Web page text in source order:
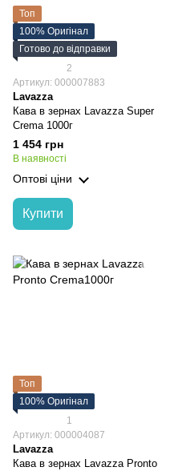
Топ
100% Оригінал
Готово до відправки
2
Артикул: 000007883
Lavazza
Кава в зернах Lavazza Super
Crema 1000г
1 454 грн
В наявності
Оптові ціни
Купити
Топ
100% Оригінал
1
Артикул: 000004087
Lavazza
Кава в зернах Lavazza Pronto